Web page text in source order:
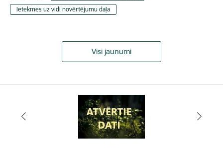
Ietekmes uz vidi novērtējumu daļa
Visi jaunumi